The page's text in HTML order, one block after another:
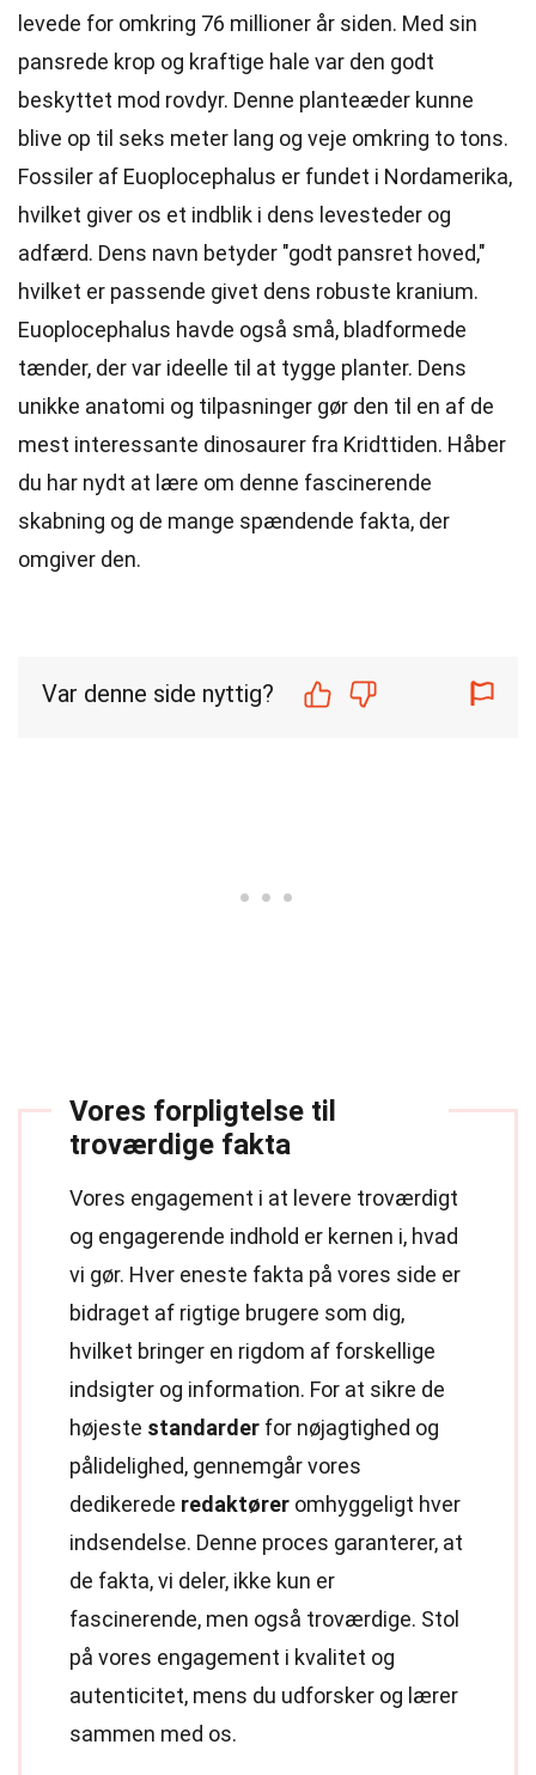
levede for omkring 76 millioner år siden. Med sin
pansrede krop og kraftige hale var den godt
beskyttet mod rovdyr. Denne planteæder kunne
blive op til seks meter lang og veje omkring to tons.
Fossiler af Euoplocephalus er fundet i Nordamerika,
hvilket giver os et indblik i dens levesteder og
adfærd. Dens navn betyder "godt pansret hoved,"
hvilket er passende givet dens robuste kranium.
Euoplocephalus havde også små, bladformede
tænder, der var ideelle til at tygge planter. Dens
unikke anatomi og tilpasninger gør den til en af de
mest interessante dinosaurer fra Kridttiden. Håber
du har nydt at lære om denne fascinerende
skabning og de mange spændende fakta, der
omgiver den.
Var denne side nyttig?
Vores forpligtelse til
troværdige fakta
Vores engagement i at levere troværdigt
og engagerende indhold er kernen i, hvad
vi gør. Hver eneste fakta på vores side er
bidraget af rigtige brugere som dig,
hvilket bringer en rigdom af forskellige
indsigter og information. For at sikre de
højeste standarder for nøjagtighed og
pålidelighed, gennemgår vores
dedikerede redaktører omhyggeligt hver
indsendelse. Denne proces garanterer, at
de fakta, vi deler, ikke kun er
fascinerende, men også troværdige. Stol
på vores engagement i kvalitet og
autenticitet, mens du udforsker og lærer
sammen med os.